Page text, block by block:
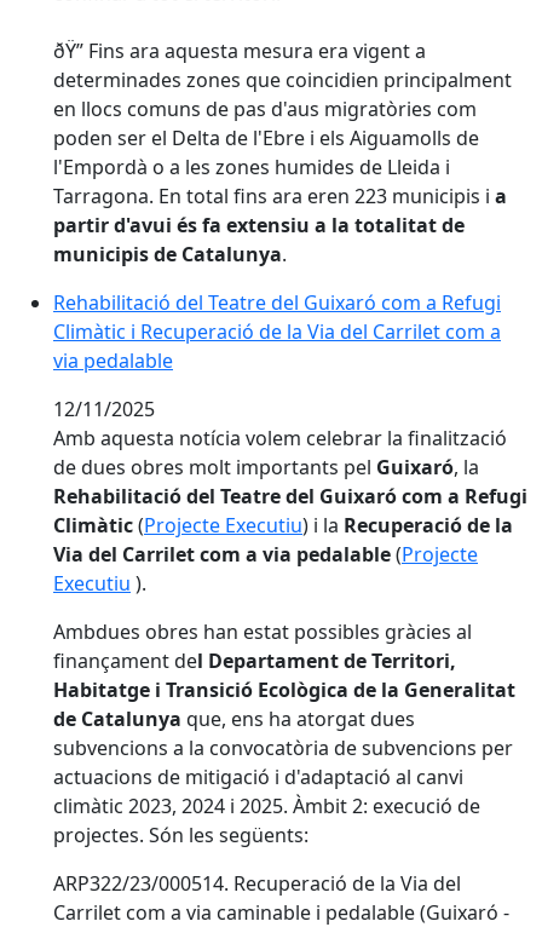
ðŸ” Fins ara aquesta mesura era vigent a
determinades zones que coincidien principalment
en llocs comuns de pas d'aus migratòries com
poden ser el Delta de l'Ebre i els Aiguamolls de
l'Empordà o a les zones humides de Lleida i
Tarragona. En total fins ara eren 223 municipis i a
partir d'avui és fa extensiu a la totalitat de
municipis de Catalunya.
Rehabilitació del Teatre del Guixaró com a Refugi
Climàtic i Recuperació de la Via del Carrilet com a
via pedalable
12/11/2025
Amb aquesta notícia volem celebrar la finalització
de dues obres molt importants pel Guixaró, la
Rehabilitació del Teatre del Guixaró com a Refugi
Climàtic(Projecte Executiu) i la Recuperació de la
Via del Carrilet com a via pedalable(Projecte
Executiu ).
Ambdues obres han estat possibles gràcies al
finançament del Departament de Territori,
Habitatge i Transició Ecològica de la Generalitat
de Catalunya que, ens ha atorgat dues
subvencions a la convocatòria de subvencions per
actuacions de mitigació i d'adaptació al canvi
climàtic 2023, 2024 i 2025. Àmbit 2: execució de
projectes. Són les següents:
ARP322/23/000514. Recuperació de la Via del
Carrilet com a via caminable i pedalable (Guixaró -